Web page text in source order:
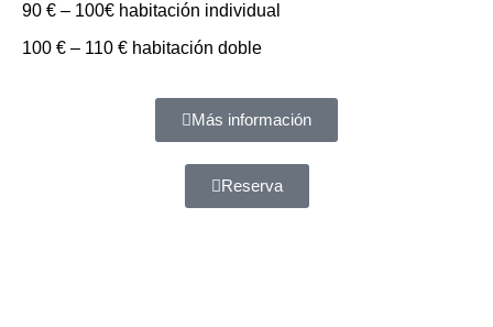
90 € – 100€ habitación individual
100 € – 110 € habitación doble
Más información
Reserva